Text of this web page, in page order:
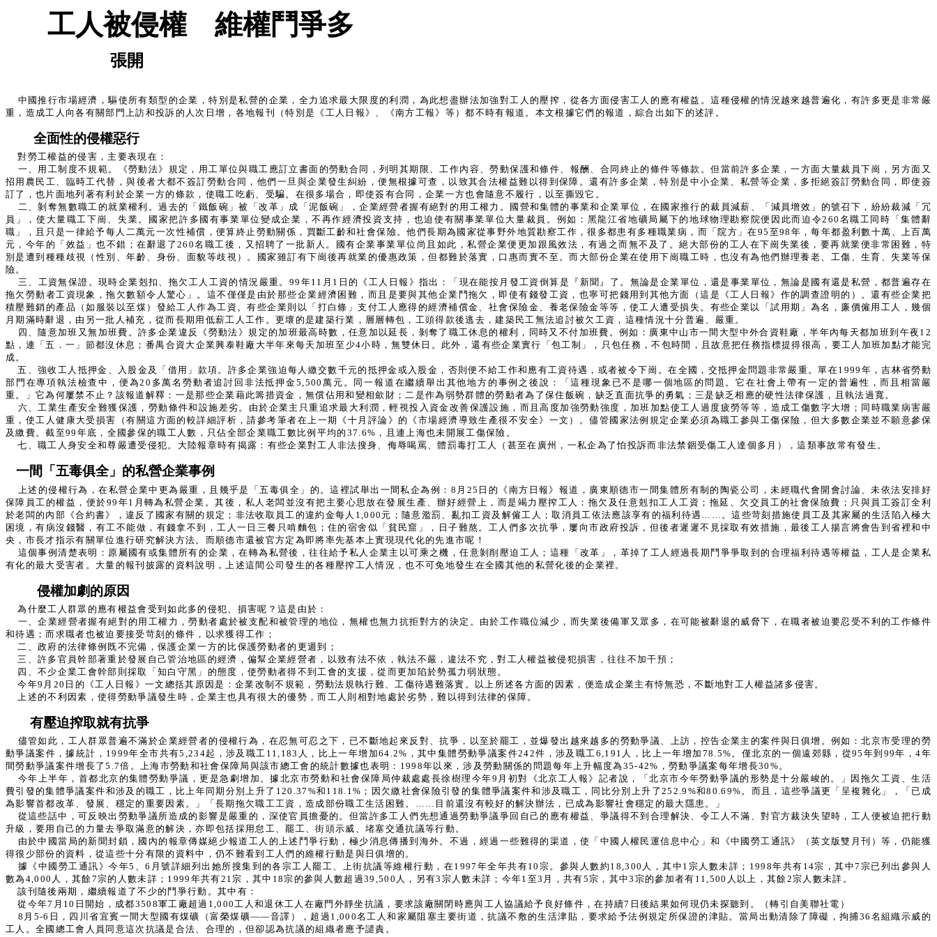
工人被侵權 維權鬥爭多
張開
中國推行市場經濟，驅使所有類型的企業，特別是私營的企業，全力追求最大限度的利潤，為此想盡辦法加強對工人的壓搾，從各方面侵害工人的應有權益。這種侵權的情況越來越普遍化，有許多更是非常嚴
重，造成工人向各有關部門上訪和投訴的人次日增，各地報刊（特別是《工人日報》、《南方工報》等）都不時有報道。本文根據它們的報道，綜合出如下的述評。
全面性的侵權惡行
對勞工權益的侵害，主要表現在：
一、用工制度不規範。《勞動法》規定，用工單位與職工應訂立書面的勞動合同，列明其期限、工作內容、勞動保護和條件、報酬、合同終止的條件等條款。但當前許多企業，一方面大量裁員下崗，另方面又
招用農民工、臨時工代替，與後者大都不簽訂勞動合同，他們一旦與企業發生糾紛，便無根據可查，以致其合法權益難以得到保障。還有許多企業，特別是中小企業、私營等企業，多拒絕簽訂勞動合同，即使簽
訂了，也片面地列著有利於企業一方的條款，使職工吃虧、受騙。在很多場合，即使簽有合同，企業一方也會隨意不履行，以至撕毀它。
二、剝奪無數職工的就業權利。過去的「鐵飯碗」被「改革」成「泥飯碗」，企業經營者握有絕對的用工權力。國營和集體的事業和企業單位，在國家推行的裁員減薪、「減員增效」的號召下，紛紛裁減「冗
員」，使大量職工下崗、失業。國家把許多國有事業單位變成企業，不再作經濟投資支持，也迫使有關事業單位大量裁員。例如：黑龍江省地礦局屬下的地球物理勘察院便因此而迫令260名職工同時「集體辭
職」，且只是一律給予每人二萬元一次性補償，便算終止勞動關係，買斷工齡和社會保險。他們長期為國家從事野外地質勘察工作，很多都患有多種職業病，而「院方」在95至98年，每年都盈利數十萬、上百萬
元，今年的「效益」也不錯；在辭退了260名職工後，又招聘了一批新人。國有企業事業單位尚且如此，私營企業便更加跟風效法，有過之而無不及了。絕大部份的工人在下崗失業後，要再就業便非常困難，特
別是遭到種種歧視（性別、年齡、身份、面貌等歧視）。國家雖訂有下崗後再就業的優惠政策，但都難於落實，口惠而實不至。而大部份企業在使用下崗職工時，也沒有為他們辦理養老、工傷、生育、失業等保
險。
三、工資無保證。現時企業剋扣、拖欠工人工資的情況嚴重。99年11月1日的《工人日報》指出：「現在能按月發工資倒算是『新聞』了。無論是企業單位，還是事業單位，無論是國有還是私營，都普遍存在
拖欠勞動者工資現象，拖欠數額令人驚心」。這不僅僅是由於那些企業經濟困難，而且是要與其他企業鬥拖欠，即使有錢發工資，也寧可把錢用到其他方面（這是《工人日報》作的調查證明的）。還有些企業把
積壓難銷的產品（如服裝以至煤）發給工人作為工資。有些企業則以「打白條」支付工人應得的經濟補償金、社會保險金、養老保險金等等，使工人遭受損失。有些企業以「試用期」為名，廉價僱用工人，幾個
月期滿時辭退，由另一批人補充，從而長期用低薪工人工作。更壞的是建築行業，層層轉包，工頭得款後逃去，建築民工無法追討被欠工資，這種情況十分普遍、嚴重。
四、隨意加班又無加班費。許多企業違反《勞動法》規定的加班最高時數，任意加以延長，剝奪了職工休息的權利，同時又不付加班費。例如：廣東中山市一間大型中外合資鞋廠，半年內每天都加班到午夜12
點，連「五．一」節都沒休息；番禺合資大企業興泰鞋廠大半年來每天加班至少4小時，無雙休日。此外，還有些企業實行「包工制」，只包任務，不包時間，且故意把任務指標提得很高，要工人加班加點才能完
成。
五、強收工人抵押金、入股金及「借用」款項。許多企業強迫每人繳交數千元的抵押金或入股金，否則便不給工作和應有工資待遇，或者被令下崗。在全國，交抵押金問題非常嚴重。單在1999年，吉林省勞動
部門在專項執法檢查中，便為20多萬名勞動者追討回非法抵押金5,500萬元。同一報道在繼續舉出其他地方的事例之後說：「這種現象已不是哪一個地區的問題。它在社會上帶有一定的普遍性，而且相當嚴
重。」它為何屢禁不止？該報道解釋：一是那些企業藉此籌措資金，無償佔用和變相歛財；二是作為弱勢群體的勞動者為了保住飯碗，缺乏直面抗爭的勇氣；三是缺乏相應的硬性法律保護，且執法過寬。
六、工業生產安全難獲保護，勞動條件和設施差劣。由於企業主只重追求最大利潤，輕視投入資金改善保護設施，而且高度加強勞動強度，加班加點使工人過度疲勞等等，造成工傷數字大增；同時職業病害嚴
重，使工人健康大受損害（有關這方面的較詳細評析，請參考筆者在上一期《十月評論》的《市場經濟導致生產很不安全》一文）。儘管國家法例規定企業必須為職工參與工傷保險，但大多數企業並不願意參保
及繳費。截至99年底，全國參保的職工人數，只佔全部企業職工數比例平均的37.6%，且連上海也未開展工傷保險。
七、職工人身安全和尊嚴遭受侵犯。大陸報章時有揭露：有些企業對工人非法搜身、侮辱喝罵、體罰毒打工人（甚至在廣州，一私企為了怕投訴而非法禁錮受傷工人達個多月），這類事故常有發生。
一間「五毒俱全」的私營企業事例
上述的侵權行為，在私營企業中更為嚴重，且幾乎是「五毒俱全」的。這裡試舉出一間私企為例：8月25日的《南方日報》報道，廣東順德市一間集體所有制的陶瓷公司，未經職代會開會討論、未依法安排好
保障員工的權益，便於99年1月轉為私營企業。其後，私人老闆並沒有把主要心思放在發展生產、辦好經營上，而是竭力壓搾工人：拖欠及任意剋扣工人工資；拖延、欠交員工的社會保險費；只與員工簽訂全利
於老闆的內部《合約書》，違反了國家有關的規定；非法收取員工的違約金每人1,000元；隨意濫罰、亂扣工資及解僱工人；取消員工依法應該享有的福利待遇……。這些苛刻措施使員工及其家屬的生活陷入極大
困境，有病沒錢醫，有工不能做，有錢拿不到，工人一日三餐只啃麵包；住的宿舍似「貧民窟」，日子難熬。工人們多次抗爭，屢向市政府投訴，但後者遲遲不見採取有效措施，最後工人揚言將會告到省裡和中
央，市長才指示有關單位進行研究解決方法。而順德市還被官方定為即將率先基本上實現現代化的先進市呢！
這個事例清楚表明：原屬國有或集體所有的企業，在轉為私營後，往往給予私人企業主以可乘之機，任意剝削壓迫工人；這種「改革」，革掉了工人經過長期鬥爭爭取到的合理福利待遇等權益，工人是企業私
有化的最大受害者。大量的報刊披露的資料說明，上述這間公司發生的各種壓搾工人情況，也不可免地發生在全國其他的私營化後的企業裡。
侵權加劇的原因
為什麼工人群眾的應有權益會受到如此多的侵犯、損害呢？這是由於：
一、企業經營者握有絕對的用工權力，勞動者處於被支配和被管理的地位，無權也無力抗拒對方的決定。由於工作職位減少，而失業後備軍又眾多，在可能被辭退的威脅下，在職者被迫要忍受不利的工作條件
和待遇；而求職者也被迫要接受苛刻的條件，以求獲得工作；
二、政府的法律條例既不完備，保護企業一方的比保護勞動者的更週到；
三、許多官員幹部著重於發展自己管治地區的經濟，偏幫企業經營者，以致有法不依，執法不嚴，違法不究，對工人權益被侵犯損害，往往不加干預；
四、不少企業工會幹部則採取「知白守黑」的態度，使勞動者得不到工會的支援，從而更加陷於勢孤力弱狀態。
今年9月20日的《工人日報》一文總括其原因是：企業改制不規範，勞動法規執行難、工傷待遇難落實。以上所述各方面的因素，便造成企業主有恃無恐，不斷地對工人權益諸多侵害。
上述的不利因素，使得勞動爭議發生時，企業主也具有很大的優勢，而工人則相對地處於劣勢，難以得到法律的保障。
有壓迫搾取就有抗爭
儘管如此，工人群眾普遍不滿於企業經營者的侵權行為，在忍無可忍之下，已不斷地起來反對、抗爭，以至於罷工，並爆發出越來越多的勞動爭議、上訪，控告企業主的案件與日俱增。例如：北京市受理的勞
動爭議案件，據統計，1999年全市共有5,234起，涉及職工11,183人，比上一年增加64.2%，其中集體勞動爭議案件242件，涉及職工6,191人，比上一年增加78.5%。僅北京的一個遠郊縣，從95年到99年，4年
間勞動爭議案件增長了5.7倍。上海市勞動和社會保障局與該市總工會的統計數據也表明：1998年以來，涉及勞動關係的問題每年上升幅度為35-42%，勞動爭議案每年增長30%。
今年上半年，首都北京的集體勞動爭議，更是急劇增加。據北京市勞動和社會保障局仲裁處處長徐樹理今年9月初對《北京工人報》記者說，「北京市今年勞動爭議的形勢是十分嚴峻的。」因拖欠工資、生活
費引發的集體爭議案件和涉及的職工，比上年同期分別上升了120.37%和118.1%；因欠繳社會保險引發的集體爭議案件和涉及職工，同比分別上升了252.9%和80.69%。而且，這些爭議更「呈複雜化」，「已成
為影響首都改革、發展、穩定的重要因素。」「長期拖欠職工工資，造成部份職工生活困難。……目前還沒有較好的解決辦法，已成為影響社會穩定的最大隱患。」
從這些話中，可反映出勞動爭議所造成的影響是嚴重的，深使官員擔憂的。但當許多工人們先想通過勞動爭議爭回自己的應有權益、爭議得不到合理解決、令工人不滿、對官方裁決失望時，工人便被迫把行動
升級，要用自己的力量去爭取滿意的解決，亦即包括採用怠工、罷工、街頭示威、堵塞交通抗議等行動。
由於中國當局的新聞封鎖，國內的報章傳媒絕少報道工人的上述鬥爭行動，極少消息傳播到海外。不過，經過一些難得的渠道，使「中國人權民運信息中心」和《中國勞工通訊》（英文版雙月刊）等，仍能獲
得很少部份的資料，從這些十分有限的資料中，仍不難看到工人們的維權行動是與日俱增的。
據《中國勞工通訊》今年5、6月號詳細列出她所搜集到的各宗工人罷工、上街抗議等維權行動，在1997年全年共有10宗。參與人數約18,300人，其中1宗人數未詳；1998年共有14宗，其中7宗已列出參與人
數為4,000人，其餘7宗的人數未詳；1999年共有21宗，其中18宗的參與人數超過39,500人，另有3宗人數未詳；今年1至3月，共有5宗，其中3宗的參加者有11,500人以上，其餘2宗人數未詳。
該刊隨後兩期，繼續報道了不少的鬥爭行動。其中有：
從今年7月10日開始，成都3508軍工廠超過1,000工人和退休工人在廠門外靜坐抗議，要求該廠關閉時應與工人協議給予良好條件，在持續7日後結果如何現仍未探聽到。（轉引自美聯社電）
8月5-6日，四川省宜賓一間大型國有煤礦（富榮煤礦——音譯），超過1,000名工人和家屬阻塞主要街道，抗議不敷的生活津貼，要求給予法例規定所保證的津貼。當局出動清除了障礙，拘捕36名組織示威的
工人。全國總工會人員同意這次抗議是合法、合理的，但卻認為抗議的組織者應予譴責。